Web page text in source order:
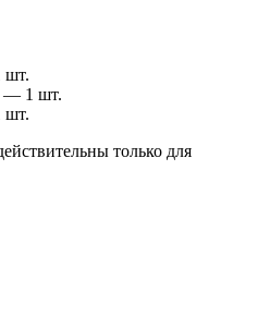
— 1 шт.
только для